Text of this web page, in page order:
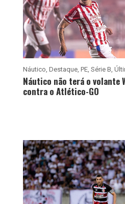
Náutico, Destaque, PE, Série B,
Náutico não terá o volante
contra o Atlético-GO